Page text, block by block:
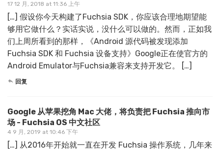
17 12 月, 2018 at 11:36 上午
[…] 假设你今天构建了Fuchsia SDK，你应该合理地期望能
够用它做什么？实话实说，没什么可以做的。然而，正如我
们上周所看到的那样，《Android 源代码被发现添加
Fuchsia SDK 和 Fuchsia 设备支持》Google正在使官方的
Android Emulator与Fuchsia兼容来支持开发它。 […]
回复
Google 从苹果挖角 Mac 大佬，将负责把 Fuchsia 推向市
场 - Fuchsia OS 中文社区
4 9 月, 2019 at 10:46 下午
[…] 从2016年开始就一直在开发 Fuchsia 操作系统，几年来